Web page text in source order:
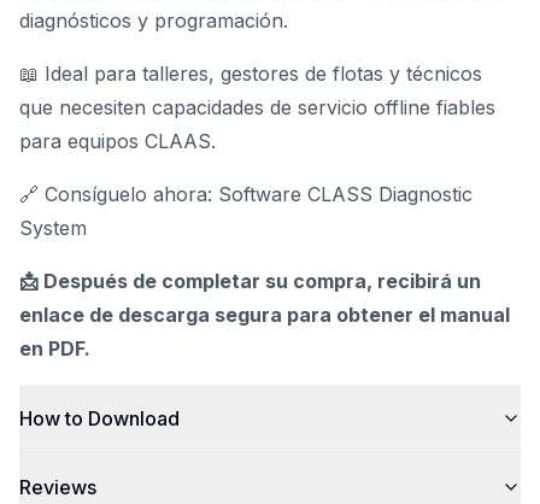
diagnósticos y programación.
📖 Ideal para talleres, gestores de flotas y técnicos
que necesiten capacidades de servicio offline fiables
para equipos CLAAS.
🔗 Consíguelo ahora: Software CLASS Diagnostic
System
📩 Después de completar su compra, recibirá un
enlace de descarga segura para obtener el manual
en PDF.
How to Download
Reviews